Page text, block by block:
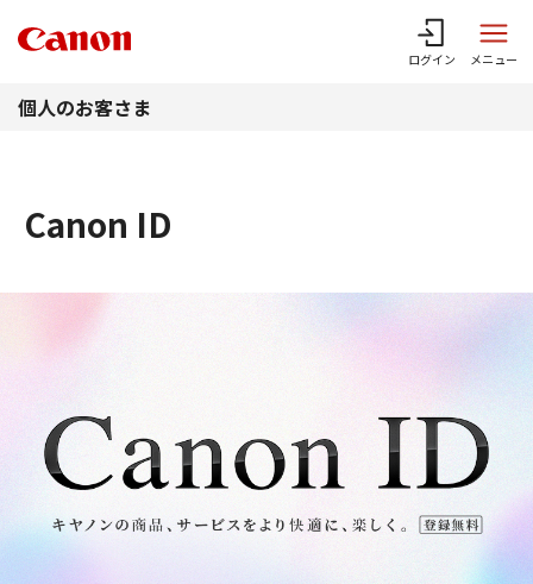
ログイン メニュー
個人のお客さま
Canon ID